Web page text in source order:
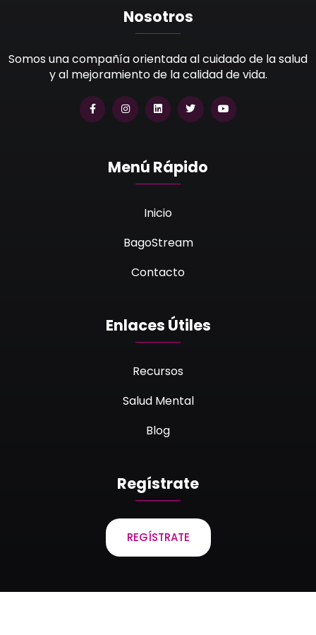
Nosotros
Somos una compañía orientada al cuidado de la salud
y al mejoramiento de la calidad de vida.
Menú Rápido
Inicio
BagoStream
Contacto
Enlaces Útiles
Recursos
Salud Mental
Blog
Regístrate
REGÍSTRATE